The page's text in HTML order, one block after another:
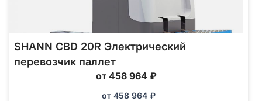
SHANN CBD 20R Электрический
перевозчик паллет
от 458 964 ₽
от 458 964 ₽